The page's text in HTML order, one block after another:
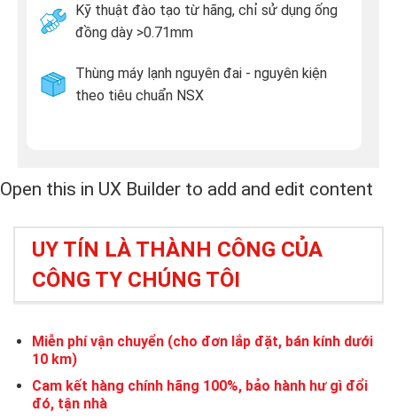
Kỹ thuật đào tạo từ hãng, chỉ sử dụng ống
đồng dày >0.71mm
Thùng máy lạnh nguyên đai - nguyên kiện
theo tiêu chuẩn NSX
Open this in UX Builder to add and edit content
UY TÍN LÀ THÀNH CÔNG CỦA
CÔNG TY CHÚNG TÔI
Miễn phí vận chuyển (cho đơn lắp đặt, bán kính dưới
10 km)
Cam kết hàng chính hãng 100%, bảo hành hư gì đổi
đó, tận nhà